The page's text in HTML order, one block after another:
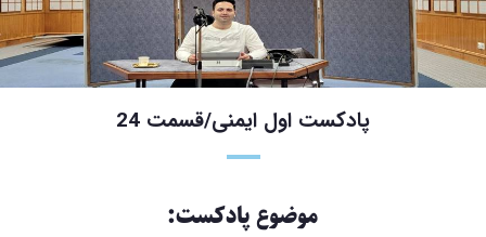
پادکست اول ایمنی/قسمت 24
موضوع پادکست: